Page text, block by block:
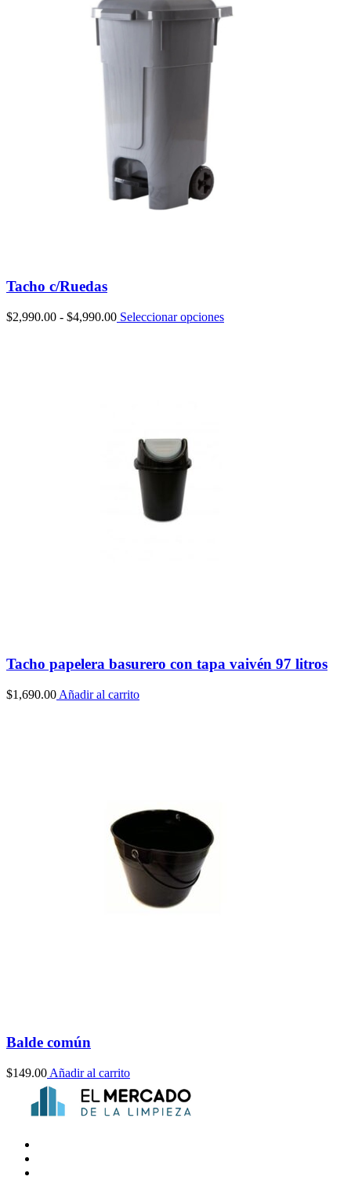
Tacho c/Ruedas
$2,990.00 - $4,990.00Rango
Seleccionar opciones
Tacho papelera basurero con tapa vaivén 97 litros
$1,690.00 Añadir al carrito
Balde común
$149.00 Añadir al carrito